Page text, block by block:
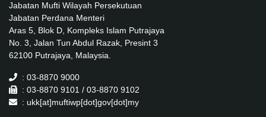
Jabatan Mufti Wilayah Persekutuan
Jabatan Perdana Menteri
Aras 5, Blok D, Kompleks Islam Putrajaya
No. 3, Jalan Tun Abdul Razak, Presint 3
62100 Putrajaya, Malaysia.
: 03-8870 9000
: 03-8870 9101 / 03-8870 9102
: ukk[at]muftiwp[dot]gov[dot]my